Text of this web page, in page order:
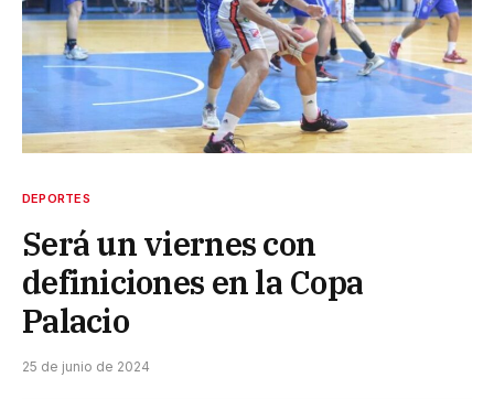
DEPORTES
Será un viernes con
definiciones en la Copa
Palacio
25 de junio de 2024